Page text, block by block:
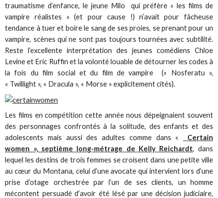
traumatisme d’enfance, le jeune Milo qui préfère « les films de
vampire réalistes » (et pour cause !) n’avait pour fâcheuse
tendance à tuer et boire le sang de ses proies, se prenant pour un
vampire, scènes qui ne sont pas toujours tournées avec subtilité.
Reste l’excellente interprétation des jeunes comédiens Chloe
Levine et Eric Ruffin et la volonté louable de détourner les codes à
la fois du film social et du film de vampire (« Nosferatu »,
« Twillight », « Dracula », « Morse » explicitement cités).
Les films en compétition cette année nous dépeignaient souvent
des personnages confrontés à la solitude, des enfants et des
adolescents mais aussi des adultes comme dans «
Certain
women », septième long-métrage de Kelly Reichardt, dans
lequel les destins de trois femmes se croisent dans une petite ville
au cœur du Montana, celui d’une avocate qui intervient lors d’une
prise d’otage orchestrée par l’un de ses clients, un homme
mécontent persuadé d’avoir été lésé par une décision judiciaire,